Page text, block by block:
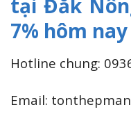
tại Đắk
7% hôm nay
Hotline chung:
Email: